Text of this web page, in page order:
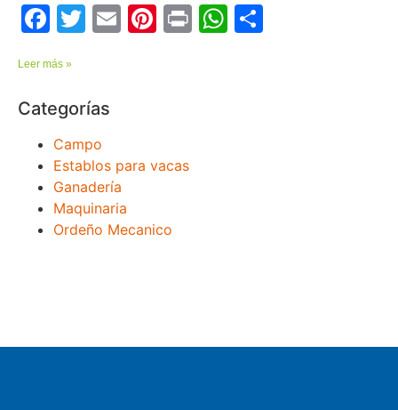
Facebook
Twitter
EmailPinterest
PrintWhatsApp
Leer más »
Categorías
Campo
Establos para vacas
Ganadería
Maquinaria
Ordeño Mecanico